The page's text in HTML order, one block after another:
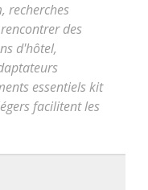
, recherches
rencontrer des
d'hôtel,
essentiels kit
facilitent les